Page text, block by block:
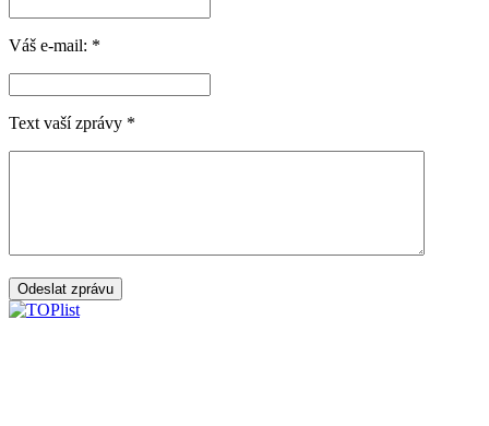
Váš e-mail: *
Text vaší zprávy *